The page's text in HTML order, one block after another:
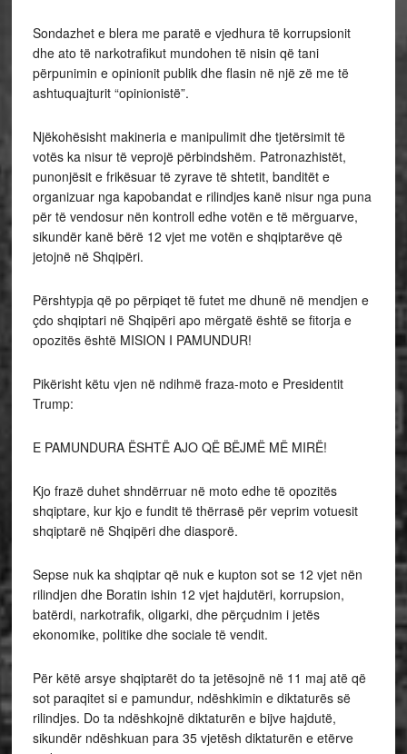
Sondazhet e blera me paratë e vjedhura të korrupsionit
dhe ato të narkotrafikut mundohen të nisin që tani
përpunimin e opinionit publik dhe flasin në një zë me të
ashtuquajturit “opinionistë”.
Njëkohësisht makineria e manipulimit dhe tjetërsimit të
votës ka nisur të veprojë përbindshëm. Patronazhistët,
punonjësit e frikësuar të zyrave të shtetit, banditët e
organizuar nga kapobandat e rilindjes kanë nisur nga puna
për të vendosur nën kontroll edhe votën e të mërguarve,
sikundër kanë bërë 12 vjet me votën e shqiptarëve që
jetojnë në Shqipëri.
Përshtypja që po përpiqet të futet me dhunë në mendjen e
çdo shqiptari në Shqipëri apo mërgatë është se fitorja e
opozitës është MISION I PAMUNDUR!
Pikërisht këtu vjen në ndihmë fraza-moto e Presidentit
Trump:
E PAMUNDURA ËSHTË AJO QË BËJMË MË MIRË!
Kjo frazë duhet shndërruar në moto edhe të opozitës
shqiptare, kur kjo e fundit të thërrasë për veprim votuesit
shqiptarë në Shqipëri dhe diasporë.
Sepse nuk ka shqiptar që nuk e kupton sot se 12 vjet nën
rilindjen dhe Boratin ishin 12 vjet hajdutëri, korrupsion,
batërdi, narkotrafik, oligarki, dhe përçudnim i jetës
ekonomike, politike dhe sociale të vendit.
Për këtë arsye shqiptarët do ta jetësojnë në 11 maj atë që
sot paraqitet si e pamundur, ndëshkimin e diktaturës së
rilindjes. Do ta ndëshkojnë diktaturën e bijve hajdutë,
sikundër ndëshkuan para 35 vjetësh diktaturën e etërve